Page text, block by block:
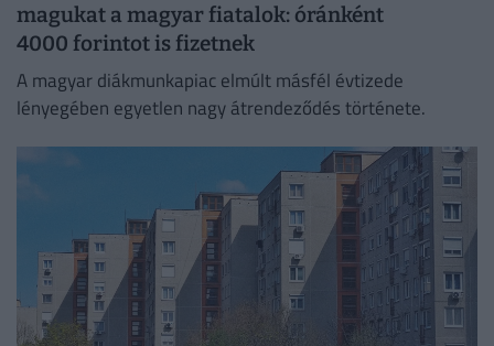
magukat a magyar fiatalok: óránként
4000 forintot is fizetnek
A magyar diákmunkapiac elmúlt másfél évtizede
lényegében egyetlen nagy átrendeződés története.